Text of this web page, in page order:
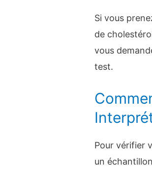
Si vous
de
vous
test.
Pour vérifier
un